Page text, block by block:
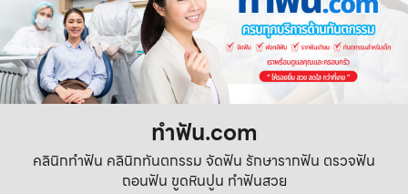
ทําฟัน.com
คลินิกทำฟัน คลินิกทันตกรรม จัดฟัน รักษารากฟัน ตรวจฟัน
ถอนฟัน ขูดหินปูน ทำฟันสวย